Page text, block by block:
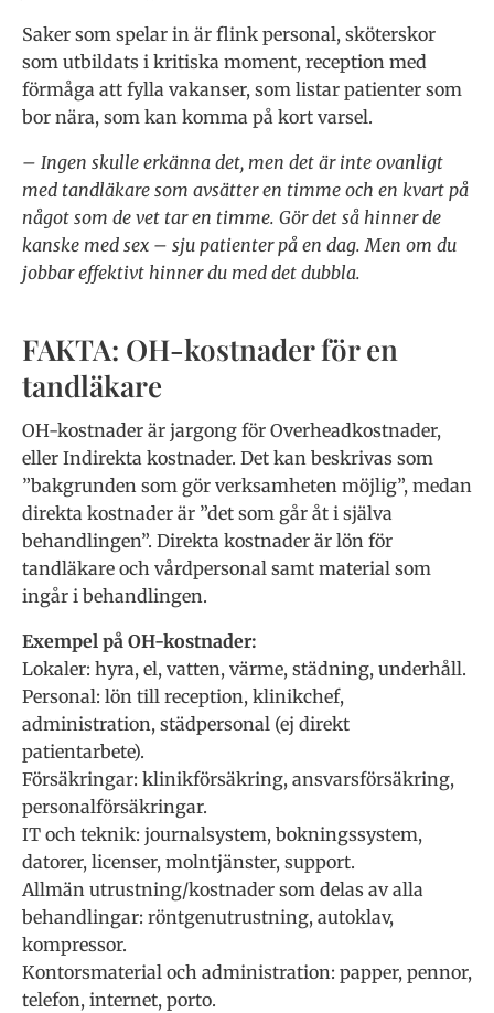
Saker som spelar in är flink personal, sköterskor
som utbildats i kritiska moment, reception med
förmåga att fylla vakanser, som listar patienter som
bor nära, som kan komma på kort varsel.
– Ingen skulle erkänna det, men det är inte ovanligt
med tandläkare som avsätter en timme och en kvart på
något som de vet tar en timme. Gör det så hinner de
kanske med sex – sju patienter på en dag. Men om du
jobbar effektivt hinner du med det dubbla.
FAKTA: OH-kostnader för en
tandläkare
OH-kostnader är jargong för Overheadkostnader,
eller Indirekta kostnader. Det kan beskrivas som
”bakgrunden som gör verksamheten möjlig”, medan
direkta kostnader är ”det som går åt i själva
behandlingen”. Direkta kostnader är lön för
tandläkare och vårdpersonal samt material som
ingår i behandlingen.
Exempel på OH-kostnader:
Lokaler: hyra, el, vatten, värme, städning, underhåll.
Personal: lön till reception, klinikchef,
administration, städpersonal (ej direkt
patientarbete).
Försäkringar: klinikförsäkring, ansvarsförsäkring,
personalförsäkringar.
IT och teknik: journalsystem, bokningssystem,
datorer, licenser, molntjänster, support.
Allmän utrustning/kostnader som delas av alla
behandlingar: röntgenutrustning, autoklav,
kompressor.
Kontorsmaterial och administration: papper, pennor,
telefon, internet, porto.